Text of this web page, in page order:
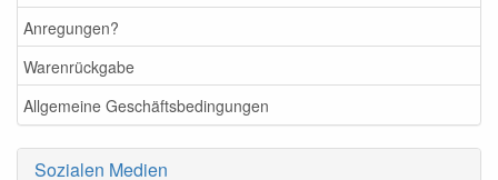
Anregungen?
Warenrückgabe
Allgemeine Geschäftsbedingungen
Sozialen Medien